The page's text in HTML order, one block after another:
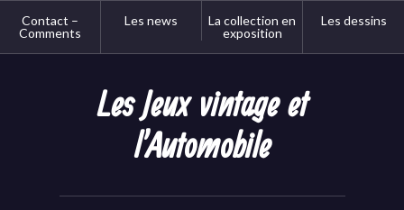
Contact –
Comments
Les news
La collection en
exposition
Les dessins
Les Jeux vintage et
l'Automobile